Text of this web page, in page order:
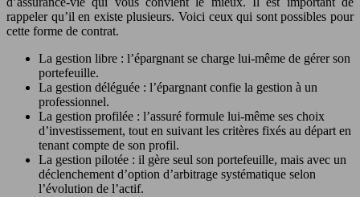
rappeler qu’il en existe plusieurs. Voici ceux qui sont possibles pour
cette forme de contrat.
La gestion libre : l’épargnant se charge lui-même de gérer son
portefeuille.
La gestion déléguée : l’épargnant confie la gestion à un
professionnel.
La gestion profilée : l’assuré formule lui-même ses choix
d’investissement, tout en suivant les critères fixés au départ en
tenant compte de son profil.
La gestion pilotée : il gère seul son portefeuille, mais avec un
déclenchement d’option d’arbitrage systématique selon
l’évolution de l’actif.